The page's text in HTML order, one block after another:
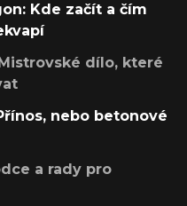
Kde začít a čím
dílo, které
nebo betonové
a rady pro